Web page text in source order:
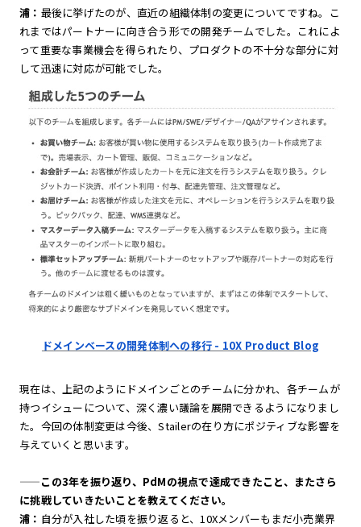
浦： 最後に挙げたのが、直近の組織体制の変更についてですね。こ
れまではパートナーに向き合う形での開発チームでした。これによ
って重要な事業機会を得られたり、プロダクトの不十分な部分に対
して迅速に対応が可能でした。
ドメインベースの開発体制への移行 - 10X Product Blog
現在は、上記のようにドメインごとのチームに分かれ、各チームが
持つイシューについて、深く濃い議論を展開できるようになりまし
た。今回の体制変更は今後、Stailerの在り方にポジティブな影響を
与えていくと思います。
——この3年を振り返り、PdMの視点で達成できたこと、またさら
に挑戦していきたいことを教えてください。
浦： 自分が入社した頃を振り返ると、10Xメンバーもまだ小売業界